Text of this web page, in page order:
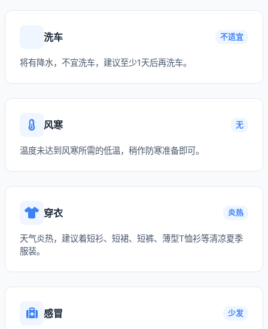
洗车 不适宜
将有降水，不宜洗车，建议至少1天后再洗车。
风寒 无
温度未达到风寒所需的低温，稍作防寒准备即可。
穿衣 炎热
天气炎热，建议着短衫、短裙、短裤、薄型T恤衫等清凉夏季
服装。
感冒 少发